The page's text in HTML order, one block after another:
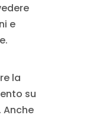
e
la
su